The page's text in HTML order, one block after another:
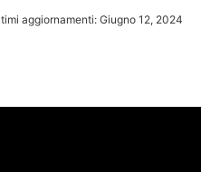
aggiornamenti: Giugno 12, 2024